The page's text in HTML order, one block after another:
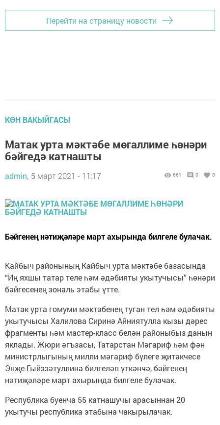
Перейти на страницу новости
КӨН ВАКЫЙГАСЫ
Матак урта мәктәбе мөгаллиме һөнәри
бәйгедә катнашты
admin, 5 март 2021 - 11:17 661 0 0
Бәйгенең нәтиҗәләре март ахырында билгеле булачак.
Кайбыч районының Кайбыч урта мәктәбе базасында
“Иң яхшы татар теле һәм әдәбияты укытучысы” һөнәри
бәйгесенең зональ этабы үтте.
Матак урта гомуми мәктәбенең туган тел һәм әдәбияты
укытучысы Халилова Сиринә Айниятулла кызы дәрес
фрагменты һәм мастер-класс белән районыбыз данын
яклады. Жюри әгъзасы, Татарстан Мәгариф һәм фән
министрлыгының милли мәгариф бүлеге җитәкчесе
Энҗе Гыйззәтуллина билгеләп үткәнчә, бәйгенең
нәтиҗәләре март ахырында билгеле булачак.
Республика буенча 55 катнашучы арасыннан 20
укытучы республика этабына чакырылачак.